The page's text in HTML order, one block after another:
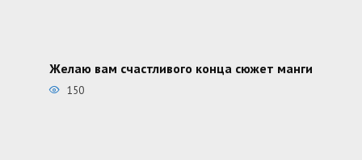
Желаю вам счастливого конца сюжет манги
150